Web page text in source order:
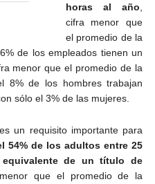
horas al año
cifra menor que
el promedio de la
de los empleados tienen un
menor que el promedio de la
8% de los hombres trabajan
sólo el 3% de las mujeres.
un requisito importante para
54% de los adultos entre 25
de un título de
que el promedio de la